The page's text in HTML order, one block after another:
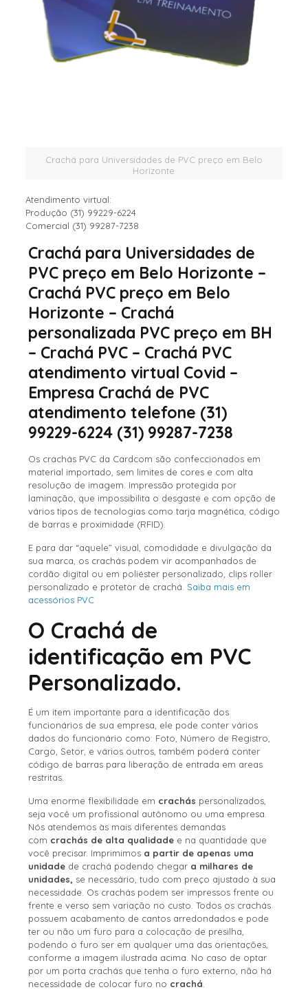
Crachá para Universidades de PVC preço em Belo
Horizonte
Atendimento virtual:
Produção (31) 99229-6224
Comercial (31) 99287-7238
Crachá para Universidades de
PVC preço em Belo Horizonte –
Crachá PVC preço em Belo
Horizonte – Crachá
personalizada PVC preço em BH
– Crachá PVC – Crachá PVC
atendimento virtual Covid –
Empresa Crachá de PVC
atendimento telefone (31)
99229-6224 (31) 99287-7238
Os crachás PVC da Cardcom são confeccionados em
material importado, sem limites de cores e com alta
resolução de imagem. Impressão protegida por
laminação, que impossibilita o desgaste e com opção de
vários tipos de tecnologias como tarja magnética, código
de barras e proximidade (RFID).
E para dar “aquele” visual, comodidade e divulgação da
sua marca, os crachás podem vir acompanhados de
cordão digital ou em poliéster personalizado, clips roller
personalizado e protetor de crachá. Saiba mais em
acessórios PVC
O Crachá de
identificação em PVC
Personalizado.
É um item importante para a identificação dos
funcionários de sua empresa, ele pode conter vários
dados do funcionário como: Foto, Número de Registro,
Cargo, Setor, e vários outros, também poderá conter
código de barras para liberação de entrada em areas
restritas.
Uma enorme flexibilidade em crachás personalizados,
seja você um profissional autônomo ou uma empresa.
Nós atendemos às mais diferentes demandas
com crachás de alta qualidadee na quantidade que
você precisar. Imprimimos a partir de apenas uma
unidadede crachá podendo chegar a milhares de
unidades, se necessário, tudo com preço ajustado à sua
necessidade. Os crachás podem ser impressos frente ou
frente e verso sem variação no custo. Todos os crachás
possuem acabamento de cantos arredondados e pode
ter ou não um furo para a colocação de presilha,
podendo o furo ser em qualquer uma das orientações,
conforme a imagem ilustrada acima. No caso de optar
por um porta crachás que tenha o furo externo, não há
necessidade de colocar furo no crachá